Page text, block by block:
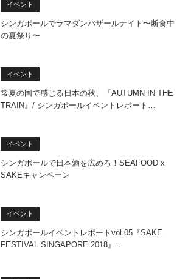
イベント
シンガポールでラマダンバザールナイト〜断食中
の夏祭り〜
イベント
常夏の国で感じる日本の秋、『AUTUMN IN THE
TRAIN』/ シンガポールイベントレポート…
イベント
シンガポールで日本酒を広めろ！SEAFOOD x
SAKEキャンペーン
イベント
シンガポールイベントレポートvol.05『SAKE
FESTIVAL SINGAPORE 2018』…